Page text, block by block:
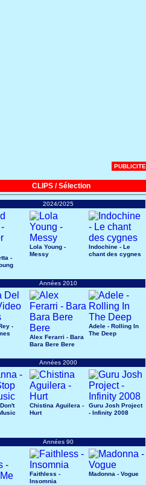
PUBLICITE
CLIPS / Sélection
2024/2025
-
Lola Young -
Messy
Indochine - Le
chant des cygnes
Années 2010
-
Alex Ferarri - Bara
Bara Bere Bere
Adele - Rolling In
The Deep
Années 2000
Chistina Aguilera -
Hurt
Guru Josh Project
- Infinity 2008
Années 90
Faithless -
Insomnia
Madonna - Vogue